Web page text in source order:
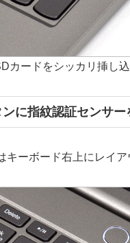
カードをシッカリ挿し
に指紋認証センサー
キーボード右上にレイア